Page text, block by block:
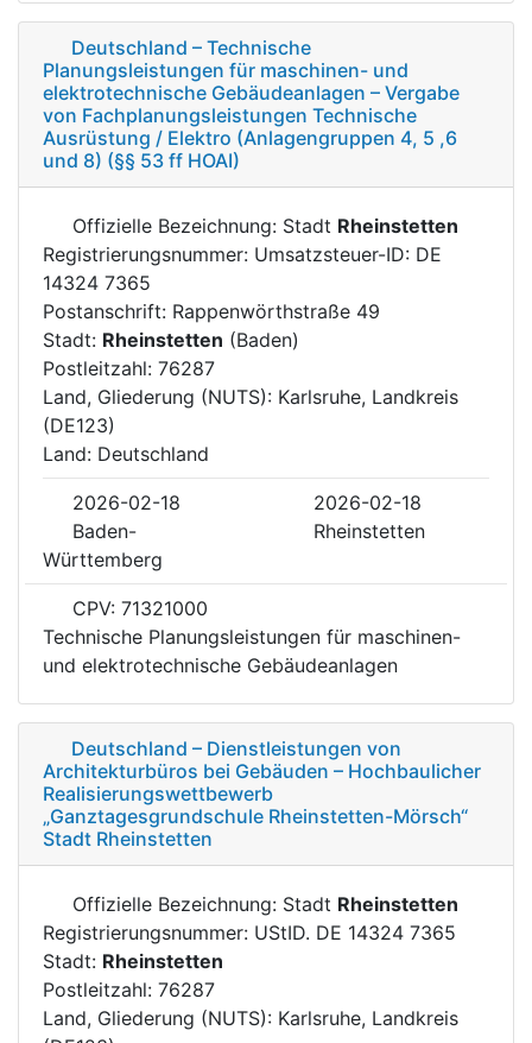
Deutschland – Technische
Planungsleistungen für maschinen- und
elektrotechnische Gebäudeanlagen – Vergabe
von Fachplanungsleistungen Technische
Ausrüstung / Elektro (Anlagengruppen 4, 5 ,6
und 8) (§§ 53 ff HOAI)
Offizielle Bezeichnung: Stadt Rheinstetten
Registrierungsnummer: Umsatzsteuer-ID: DE
14324 7365
Postanschrift: Rappenwörthstraße 49
Stadt: Rheinstetten (Baden)
Postleitzahl: 76287
Land, Gliederung (NUTS): Karlsruhe, Landkreis
(DE123)
Land: Deutschland
2026-02-18
2026-02-18
Baden-
Württemberg
Rheinstetten
CPV: 71321000
Technische Planungsleistungen für maschinen-
und elektrotechnische Gebäudeanlagen
Deutschland – Dienstleistungen von
Architekturbüros bei Gebäuden – Hochbaulicher
Realisierungswettbewerb
„Ganztagesgrundschule Rheinstetten-Mörsch“
Stadt Rheinstetten
Offizielle Bezeichnung: Stadt Rheinstetten
Registrierungsnummer: UStID. DE 14324 7365
Stadt: Rheinstetten
Postleitzahl: 76287
Land, Gliederung (NUTS): Karlsruhe, Landkreis